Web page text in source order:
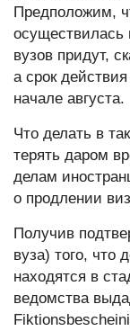
Предположим,
осуществилась
вузов придут,
а срок
начале
Что делать в
терять даром
делам
о продлении
Получив
вуза) того, что
находятся в
ведомства